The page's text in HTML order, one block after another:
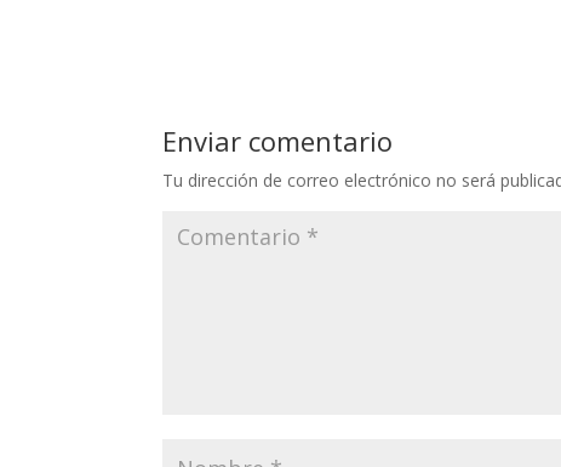
Enviar comentario
Tu dirección de correo electrónico no será